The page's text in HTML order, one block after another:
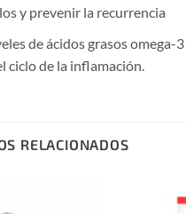
y prevenir la recurrencia
de ácidos grasos omega-
ciclo de la inflamación.
RELACIONADOS